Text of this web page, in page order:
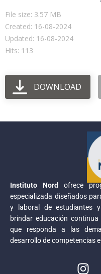
File size: 3.57 MB
Created: 16-08-2024
Updated: 16-08-2024
Hits: 113
DOWNLOAD
Instituto Nord
ofrece
especializada diseñados
y laboral de estudiantes
brindar educación
que responda a las
desarrollo de competencias